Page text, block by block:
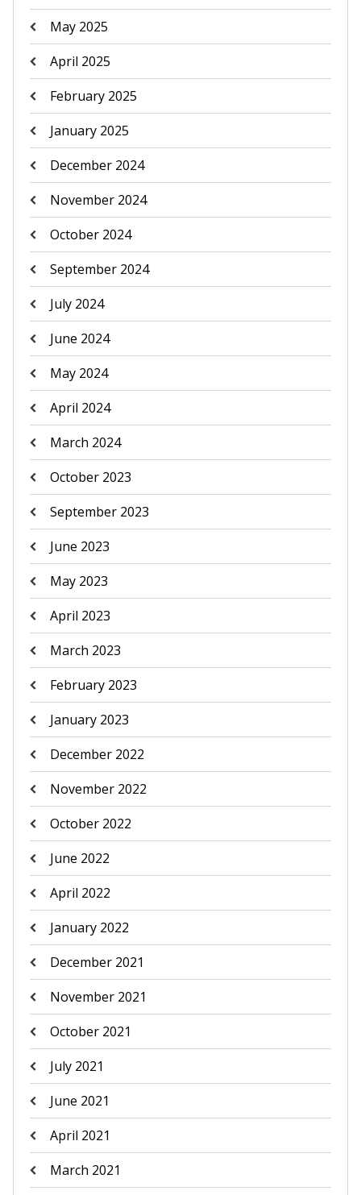
May 2025
April 2025
February 2025
January 2025
December 2024
November 2024
October 2024
September 2024
July 2024
June 2024
May 2024
April 2024
March 2024
October 2023
September 2023
June 2023
May 2023
April 2023
March 2023
February 2023
January 2023
December 2022
November 2022
October 2022
June 2022
April 2022
January 2022
December 2021
November 2021
October 2021
July 2021
June 2021
April 2021
March 2021